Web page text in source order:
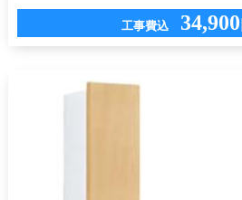
工事費込 34,900